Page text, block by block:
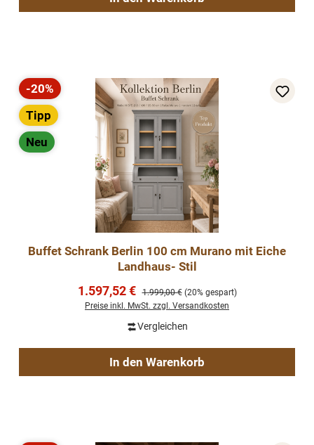
Rabatt
-20%
Tipp
Neu
Buffet Schrank Berlin 100 cm Murano mit Eiche
Landhaus- Stil
Verkaufspreis:
1.597,52 € Regulärer Preis:
1.999,00 € (20% gespart)
Preise inkl. MwSt. zzgl. Versandkosten
Vergleichen
In den Warenkorb